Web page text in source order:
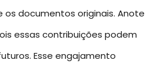
os documentos originais. Anote
essas contribuições podem
Esse engajamento